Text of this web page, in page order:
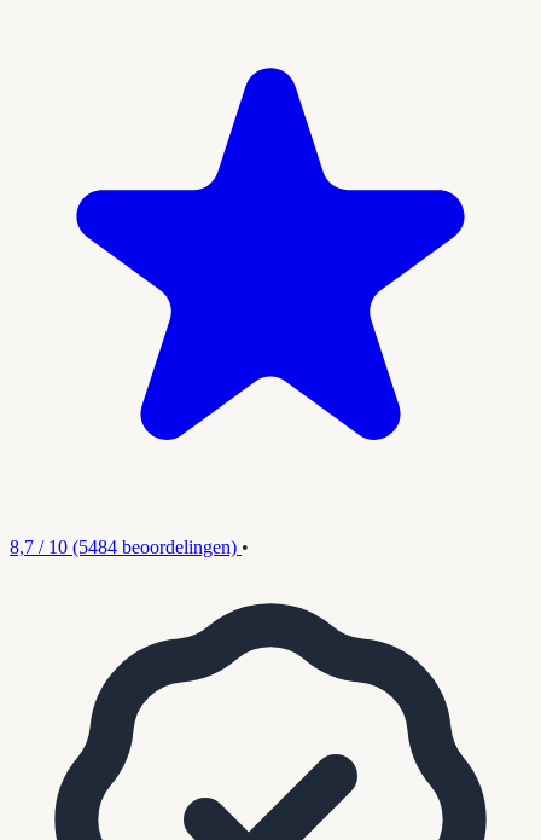
8,7 / 10 (5484 beoordelingen) •